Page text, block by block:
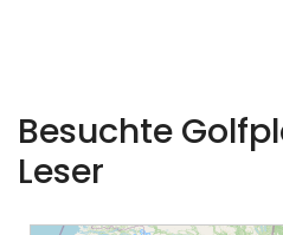
Besuchte
Leser